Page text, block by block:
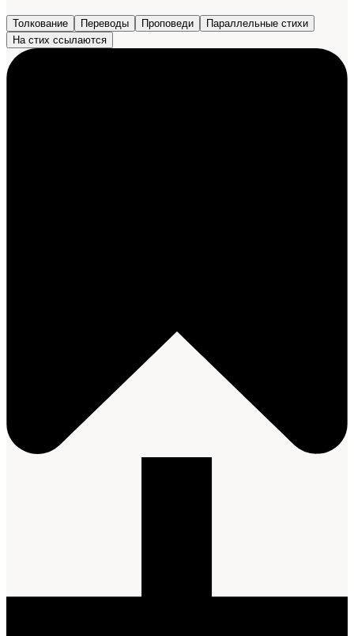
Толкование Переводы Проповеди
Параллельные стихи
На стих ссылаются